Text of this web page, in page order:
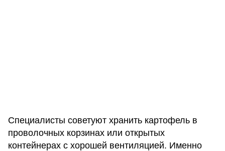
Специалисты советуют хранить картофель в
проволочных корзинах или открытых
контейнерах с хорошей вентиляцией. Именно